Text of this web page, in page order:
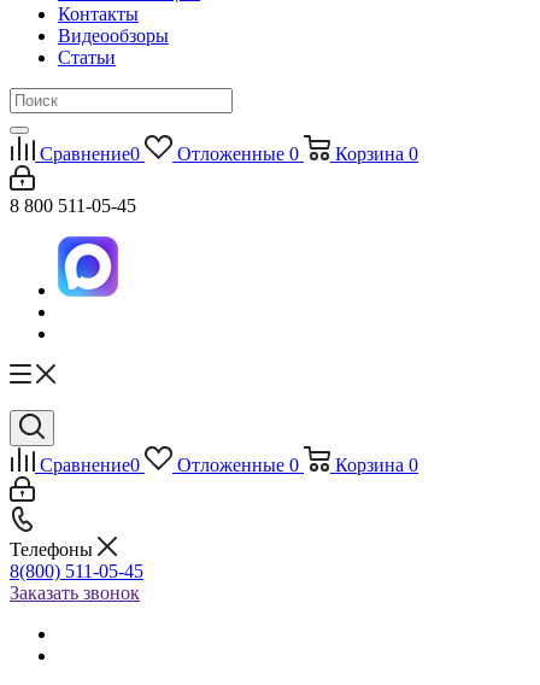
Контакты
Видеообзоры
Статьи
Сравнение0 Отложенные 0 Корзина 0
8 800 511-05-45
Сравнение0 Отложенные 0 Корзина 0
Телефоны
8(800) 511-05-45
Заказать звонок